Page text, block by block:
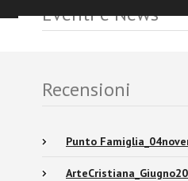
Eventi e News
Recensioni
Punto